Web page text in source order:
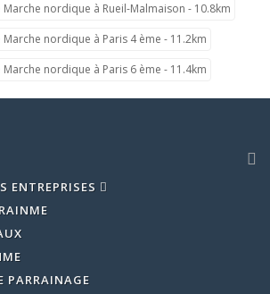
nordique à Rueil-Malmaison - 10.8km
nordique à Paris 4 ème - 11.2km
nordique à Paris 6 ème - 11.4km
ENTREPRISES
PARRAINAGE